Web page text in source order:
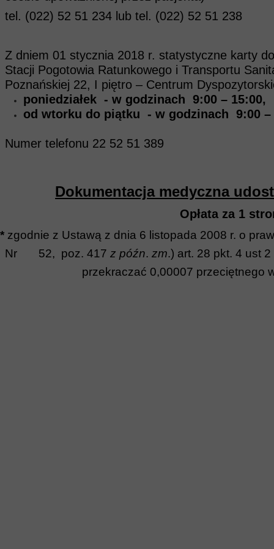
tel. (022) 52 51 234 lub tel. (022) 52 51 238
Z dniem 01 stycznia 2018 r. statystyczne karty
Stacji Pogotowia Ratunkowego i Transportu
Poznańskiej 22, I piętro – Centrum
poniedziałek - w godzinach 9:00 – 15:00,
od wtorku do piątku - w godzinach 9:00 –
Numer telefonu 22 52 51 389
Dokumentacja medyczna
Opłata za 1
zgodnie z Ustawą z dnia 6 listopada 2008 r. o
Nr 52, poz. 417z późn.zm.) art. 28 pkt. 4 ust
przekraczać 0,00007 przeciętnego